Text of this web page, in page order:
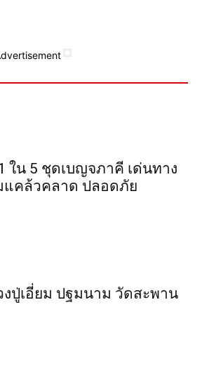
ใน 5​ ชุดเบญจ​ภาคี​ เด่นทาง
แคล้วคลาด​ ปลอดภัย​
ปู่เอี่ยม ​ปฐม​นาม​ วัดสะพาน